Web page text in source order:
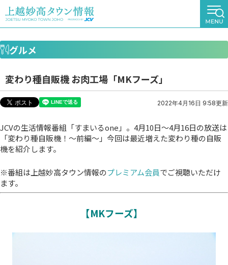
グルメ
変わり種自販機 お肉工場「MKフーズ」
2022年4月16日 9:58更新
JCVの生活情報番組「すまいるone」。4月10日～4月16日の放送は
「変わり種自販機！～前編～」今回は最近増えた変わり種の自販
機を紹介します。
※番組は上越妙高タウン情報のプレミアム会員でご視聴いただけ
ます。
【MKフーズ】